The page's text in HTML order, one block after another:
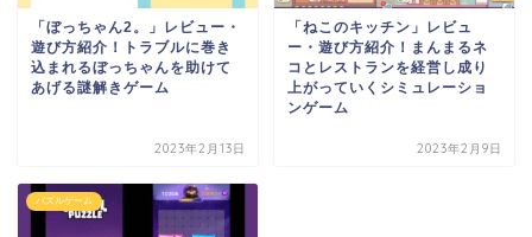
「ぼっちゃん2。」レビュー・
遊び方紹介！トラブルに巻き
込まれるぼっちゃんを助けて
あげる謎解きゲーム
2023年2月13日
「ねこのキッチン」レビュ
ー・遊び方紹介！まんまるネ
コとレストランを経営し成り
上がっていくシミュレーショ
ンゲーム
2023年2月9日
パズルゲーム